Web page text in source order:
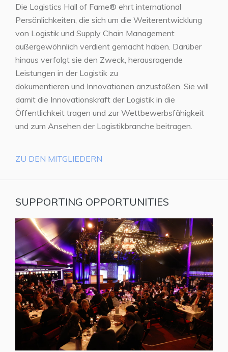
Die Logistics Hall of Fame® ehrt international
Persönlichkeiten, die sich um die Weiterentwicklung
von Logistik und Supply Chain Management
außergewöhnlich verdient gemacht haben. Darüber
hinaus verfolgt sie den Zweck, herausragende
Leistungen in der Logistik zu
dokumentieren und Innovationen anzustoßen. Sie will
damit die Innovationskraft der Logistik in die
Öffentlichkeit tragen und zur Wettbewerbsfähigkeit
und zum Ansehen der Logistikbranche beitragen.
ZU DEN MITGLIEDERN
SUPPORTING OPPORTUNITIES